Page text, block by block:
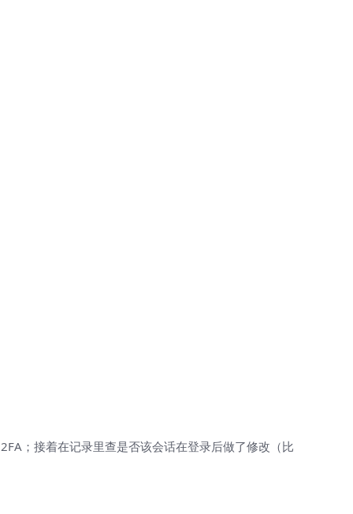
；接着在记录里查是否该会话在登录后做了修改（比